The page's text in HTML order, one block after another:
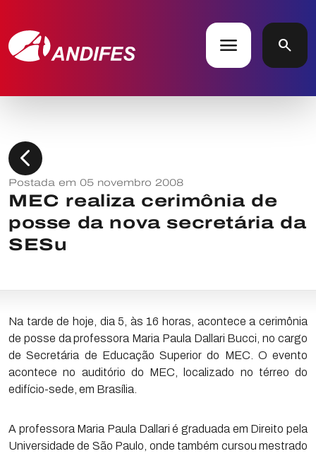
menu search
chevron_left
Postada em 05 novembro 2008
MEC realiza cerimônia de
posse da nova secretária da
SESu
Na tarde de hoje, dia 5, às 16 horas, acontece a cerimônia
de posse da professora Maria Paula Dallari Bucci, no cargo
de Secretária de Educação Superior do MEC. O evento
acontece no auditório do MEC, localizado no térreo do
edifício-sede, em Brasília.
A professora Maria Paula Dallari é graduada em Direito pela
Universidade de São Paulo, onde também cursou mestrado